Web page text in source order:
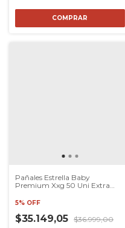
COMPRAR
Pañales Estrella Baby
Premium Xxg 50 Uni Extra
5% OFF
$35.149,05 $36.999,00